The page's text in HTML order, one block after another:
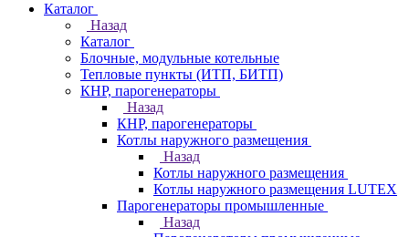
Каталог
Назад
Каталог
Блочные, модульные котельные
Тепловые пункты (ИТП, БИТП)
КНР, парогенераторы
Назад
КНР, парогенераторы
Котлы наружного размещения
Назад
Котлы наружного размещения
Котлы наружного размещения LUTEX
Парогенераторы промышленные
Назад